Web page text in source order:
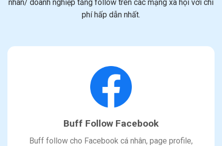
nhân/ doanh nghiệp tăng follow trên các mạng xã hội với chi
phí hấp dẫn nhất.
Buff Follow Facebook
Buff follow cho Facebook cá nhân, page profile,